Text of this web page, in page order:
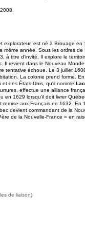
explorateur, est né à Brouage
même année. Sous les ordres
à titre d'invité. Il explore le
. Il revient dans le Nouveau
tentative échoue. Le 3 juillet
La colonie prend forme.
des États-Unis, qu'il nomme
effectue une alliance
en 1629 lorsqu'il doit livrer
remise aux Français en 1632.
devient commandant de la
de la Nouvelle-France » en
de liaison)